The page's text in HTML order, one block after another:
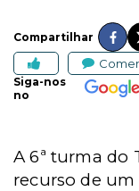
Compartilhar
Siga-nos
no
A 6ª turma do
recurso de